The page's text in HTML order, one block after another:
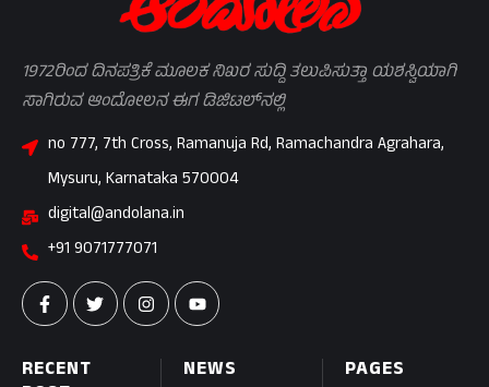
PAGES
NEWS
RECENT
1972ರಿಂದ ದಿನಪತ್ರಿಕೆ ಮೂಲಕ ನಿಖರ ಸುದ್ದಿ ತಲುಪಿಸುತ್ತಾ ಯಶಸ್ವಿಯಾಗಿ
ಸಾಗಿರುವ ಆಂದೋಲನ ಈಗ ಡಿಜಿಟಲ್‌ನಲ್ಲಿ
no 777, 7th Cross, Ramanuja Rd, Ramachandra Agrahara,
Mysuru, Karnataka 570004
digital@andolana.in
+91 9071777071